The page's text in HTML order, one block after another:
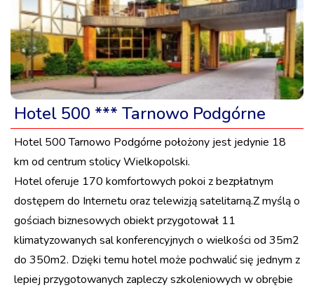
Hotel 500 *** Tarnowo Podgórne
Hotel 500 Tarnowo Podgórne położony jest jedynie 18
km od centrum stolicy Wielkopolski.
Hotel oferuje 170 komfortowych pokoi z bezpłatnym
dostępem do Internetu oraz telewizją satelitarną.Z myślą o
gościach biznesowych obiekt przygotował 11
klimatyzowanych sal konferencyjnych o wielkości od 35m2
do 350m2. Dzięki temu hotel może pochwalić się jednym z
lepiej przygotowanych zapleczy szkoleniowych w obrębie